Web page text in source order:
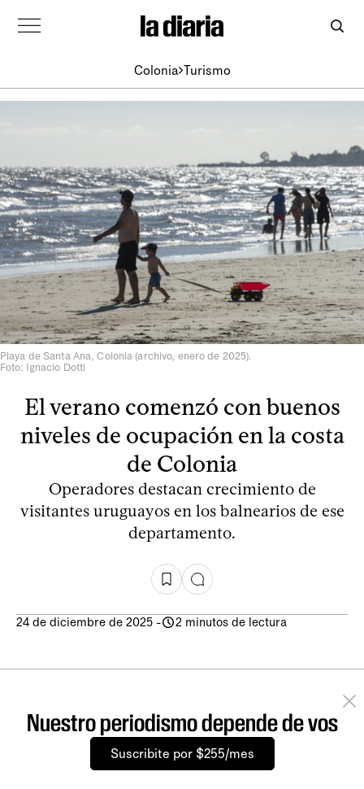
Colonia Turismo
Playa de Santa Ana, Colonia (archivo, enero de 2025).
Foto: Ignacio Dotti
El verano comenzó con buenos
niveles de ocupación en la costa
de Colonia
Operadores destacan crecimiento de
visitantes uruguayos en los balnearios de ese
departamento.
24 de diciembre de 2025 - 2 minutos de lectura
Nuestro periodismo depende de vos
Suscribite por $255/mes